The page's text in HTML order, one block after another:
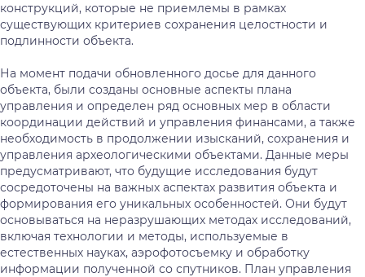
конструкций, которые не приемлемы в рамках
существующих критериев сохранения целостности и
подлинности объекта.
На момент подачи обновленного досье для данного
объекта, были созданы основные аспекты плана
управления и определен ряд основных мер в области
координации действий и управления финансами, а также
необходимость в продолжении изысканий, сохранения и
управления археологическими объектами. Данные меры
предусматривают, что будущие исследования будут
сосредоточены на важных аспектах развития объекта и
формирования его уникальных особенностей. Они будут
основываться на неразрушающих методах исследований,
включая технологии и методы, используемые в
естественных науках, аэрофотосъемку и обработку
информации полученной со спутников. План управления